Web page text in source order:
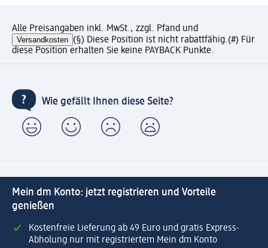
Alle Preisangaben inkl. MwSt., zzgl. Pfand und
Versandkosten (§) Diese Position ist nicht rabattfähig.(#) Für
diese Position erhalten Sie keine PAYBACK Punkte.
Wie gefällt Ihnen diese Seite?
Mein dm Konto: jetzt registrieren und Vorteile
genießen
Kostenfreie Lieferung ab 49 Euro und gratis Express-
Abholung nur mit registriertem Mein dm Konto